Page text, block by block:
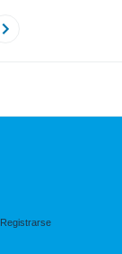
Registrarse